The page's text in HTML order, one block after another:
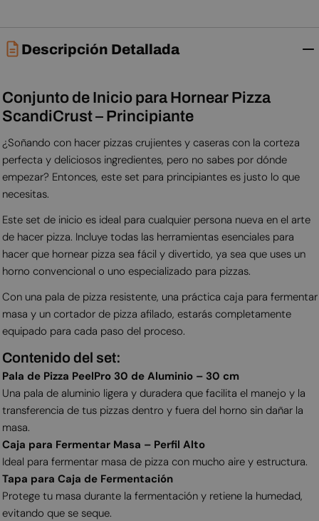
Descripción Detallada
Conjunto de Inicio para Hornear Pizza
ScandiCrust – Principiante
¿Soñando con hacer pizzas crujientes y caseras con la corteza
perfecta y deliciosos ingredientes, pero no sabes por dónde
empezar? Entonces, este set para principiantes es justo lo que
necesitas.
Este set de inicio es ideal para cualquier persona nueva en el arte
de hacer pizza. Incluye todas las herramientas esenciales para
hacer que hornear pizza sea fácil y divertido, ya sea que uses un
horno convencional o uno especializado para pizzas.
Con una pala de pizza resistente, una práctica caja para fermentar
masa y un cortador de pizza afilado, estarás completamente
equipado para cada paso del proceso.
Contenido del set:
Pala de Pizza PeelPro 30 de Aluminio – 30 cm
Una pala de aluminio ligera y duradera que facilita el manejo y la
transferencia de tus pizzas dentro y fuera del horno sin dañar la
masa.
Caja para Fermentar Masa – Perfil Alto
Ideal para fermentar masa de pizza con mucho aire y estructura.
Tapa para Caja de Fermentación
Protege tu masa durante la fermentación y retiene la humedad,
evitando que se seque.